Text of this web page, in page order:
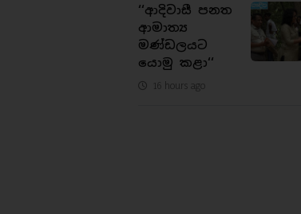
‘‘ආදිවාසී පනත
ආමාත්‍ය
මණ්ඩලයට
යොමු කළා‘‘
16 hours ago